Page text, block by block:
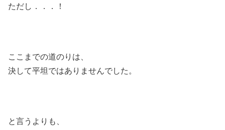
ただし．．．！
ここまでの道のりは、
決して平坦ではありませんでした。
と言うよりも、